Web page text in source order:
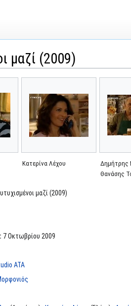
μαζί (2009)
Κατερίνα Λέχου
Δημήτρης
Θανάσης
μαζί (2009)
7 Οκτωβρίου 2009
ATA